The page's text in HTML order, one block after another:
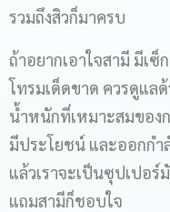
รวมถึงสิวก็มาครบ
ถ้าอยากเอาใจสามี มีเ
โทรมเด็ดขาด ควรดูแล
น้ำหนักที่เหมาะสมของ
มีประโยชน์ และออกกำ
แล้วเราจะเป็นซุปเปอ
แถมสามีก็ชอบใจ